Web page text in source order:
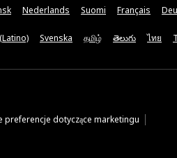
Nederlands Suomi Français
Svenska தமிழ் తెలుగు ไทย
preferencje dotyczące marketingu